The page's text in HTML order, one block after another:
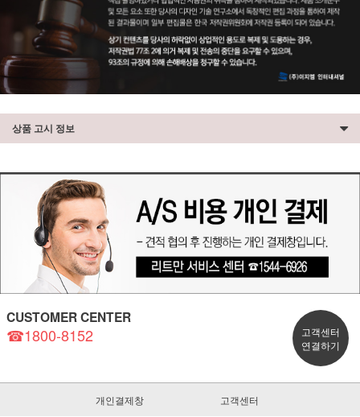
상품 고시 정보
CUSTOMER CENTER
☎1800-8152
고객센터
연결하기
개인결제창 고객센터